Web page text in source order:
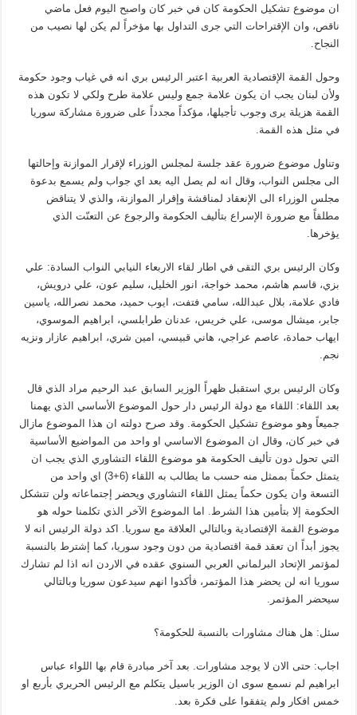
ان موضوع تشكيل الحكومة كان في خبر كان واصبح اليوم فعل ماضي
ناقص، وان الإقتراحات التي جرى التداول بها مؤخراً لم يكن لها نصيب من
النجاح.
وحول القمة الإقتصادية العربية اعتبر الرئيس بري انه في غياب وجود حكومة
ولأن لبنان يجب ان يكون علامة جمع وليس علامة طرح ولكي لا تكون هذه
القمة هزيلة يرى وجوب تأجيلها، مؤكداً مجدداً على ضرورة مشاركة سوريا
في مثل هذه القمة.
وتناول موضوع ضرورة عقد جلسة لمجلس الوزراء لإقرار الموازنة وإحالتها
الى مجلس النواب، وقال انه لم يصل اليه بعد اي جواب ولم يسمع بدعوة
مجلس الوزراء الى الإنعقاد لمناقشة وإقرار الموازنة، والذي لا يتناقض
مطلقاً مع ضرورة الإسراع بتأليف الحكومة والرجوع عن التعنّت الذي
يؤخرها.
وكان الرئيس بري التقى في اطار لقاء الاربعاء النيابي النواب السادة: علي
بزي، قاسم هاشم، محمد خواجة، انور الخليل، سليم عون، علي درويش،
فادي علامة، بلال عبدالله، سامي فتفت، ايوب حميد، محمد نصرالله، ياسين
جابر، ميشال موسى، علي خريس، عدنان طرابلسي، ابراهيم الموسوي،
ايهاب حمادة، عاصم عراجي، هاني قبيسي، امين شري، ابراهيم عازار ونزيه
نجم.
وكان الرئيس بري استقبل ظهراً الوزير السابق عبد الرحيم مراد الذي قال
بعد اللقاء: اللقاء مع دولة الرئيس دار حول الموضوع الأساسي الذي يهمنا
جميعاً وهو موضوع تشكيل الحكومة. وقد صرح دولته ان هذا الموضوع مازال
في خبر كان، وقال ان الموضوع الاساسي او واحد من المواضيع الأساسية
التي تحول دون تأليف الحكومة هو موضوع اللقاء التشاوري الذي يجب ان
يتمثل حكماً بممثل منه حسب ما يطالب به اللقاء (6+3) اي واحد من
التسعة وان يكون حكماً يمثل اللقاء التشاوري ويحضر إجتماعاته ولن تتشكل
الحكومة إلا بتأمين هذا الشرط. اما الموضوع الآخر الذي تكلمنا حوله هو
موضوع القمة الإقتصادية وبالتالي العلاقة مع سوريا. اكد دولة الرئيس انه لا
يجوز أبداً ان تعقد قمة اقتصادية من دون وجود سوريا، كما إشترط بالنسبة
لمؤتمر الإتحاد البرلماني العربي السنوي عقده في الاردن انه اذا لم تشارك
سوريا انه لن يحضر هذا المؤتمر، فأكدوا انهم سيدعون سوريا وبالتالي
سيحضر المؤتمر.
سئل: هل هناك مشاورات بالنسبة للحكومة؟
اجاب: حتى الان لا يوجد مشاورات. بعد آخر مبادرة قام بها اللواء عباس
ابراهيم لم نسمع سوى ان الوزير باسيل يتكلم مع الرئيس الحريري بأربع او
خمس افكار ولم يتفقوا على فكرة بعد.